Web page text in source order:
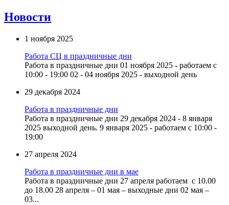
Новости
1 ноября 2025
Работа СЦ в праздничные дни
Работа в праздничные дни 01 ноября 2025 - работаем с
10:00 - 19:00 02 - 04 ноября 2025 - выходной день
29 декабря 2024
Работа в праздничные дни
Работа в праздничные дни 29 декабря 2024 - 8 января
2025 выходной день. 9 января 2025 - работаем с 10:00 -
19:00
27 апреля 2024
Работа в праздничные дни в мае
Работа в праздничные дни 27 апреля работаем с 10.00
до 18.00 28 апреля – 01 мая – выходные дни 02 мая –
03...